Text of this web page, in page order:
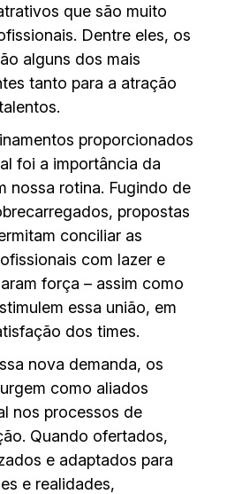
que são muito
Dentre eles, os
alguns dos mais
tanto para a atração
proporcionados
foi a importância da
nossa rotina. Fugindo de
propostas
conciliar as
com lazer e
força – assim como
essa união, em
dos times.
nova demanda, os
como aliados
nos processos de
Quando ofertados,
e adaptados para
e realidades,